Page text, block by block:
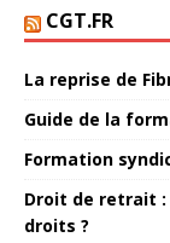
CGT.FR
La reprise de
Guide de la
Formation
Droit de retrait
droits ?